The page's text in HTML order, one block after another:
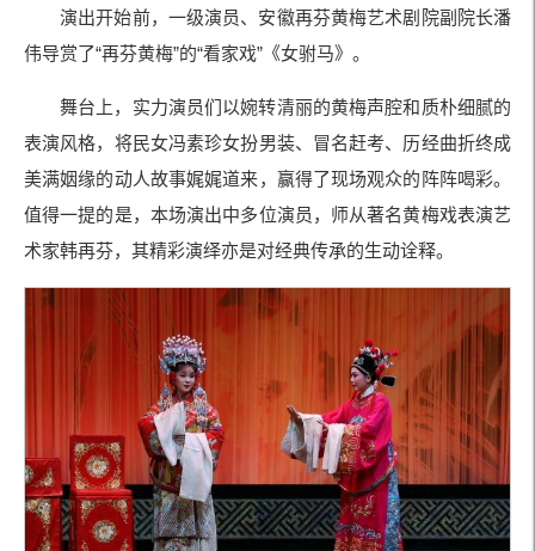
演出开始前，一级演员、安徽再芬黄梅艺术剧院副院长潘
伟导赏了“再芬黄梅”的“看家戏”《女驸马》。
舞台上，实力演员们以婉转清丽的黄梅声腔和质朴细腻的
表演风格，将民女冯素珍女扮男装、冒名赶考、历经曲折终成
美满姻缘的动人故事娓娓道来，赢得了现场观众的阵阵喝彩。
值得一提的是，本场演出中多位演员，师从著名黄梅戏表演艺
术家韩再芬，其精彩演绎亦是对经典传承的生动诠释。